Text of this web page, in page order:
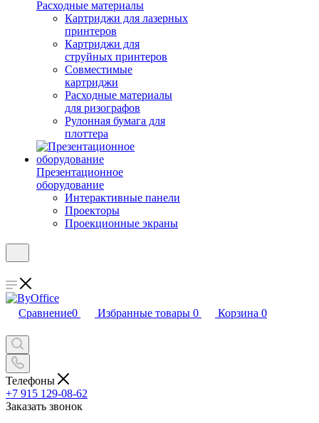
Расходные материалы
Картриджи для лазерных
принтеров
Картриджи для
струйных принтеров
Совместимые
картриджи
Расходные материалы
для ризографов
Рулонная бумага для
плоттера
Презентационное
оборудование
Интерактивные панели
Проекторы
Проекционные экраны
Сравнение0 Избранные товары 0 Корзина 0
Телефоны
+7 915 129-08-62
Заказать звонок